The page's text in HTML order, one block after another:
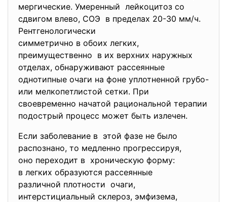
мергические. Умеренный лейкоцитоз со
сдвигом влево, СОЭ в пределах 20-30 мм/ч.
Рентгенологически
симметрично в обоих легких,
преимущественно в их верхних наружных
отделах, обнаруживают рассеянные
однотипные очаги на фоне уплотненной грубо-
или мелкопетлистой сетки. При
своевременно начатой рациональной терапии
подострый процесс может быть излечен.
Если заболевание в этой фазе не было
распознано, то медленно прогрессируя,
оно переходит в хроническую форму:
в легких образуются рассеянные
различной плотности очаги,
интерстициальный склероз, эмфизема,